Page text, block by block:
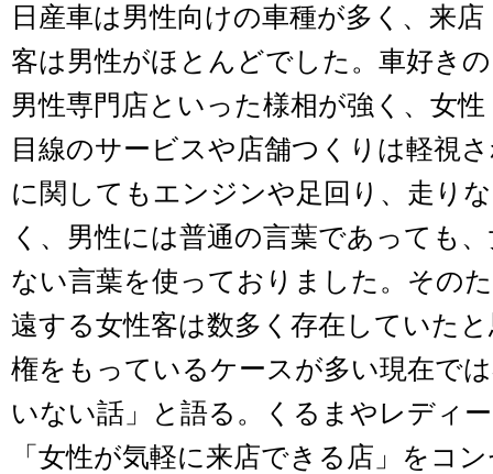
日産車は男性向けの車種が多く、来店
客は男性がほとんどでした。車好きの
男性専門店といった様相が強く、女性
目線のサービスや店舗つくりは軽視
に関してもエンジンや足回り、走り
く、男性には普通の言葉であっても
ない言葉を使っておりました。その
遠する女性客は数多く存在していた
権をもっているケースが多い現在で
いない話」と語る。くるまやレディ
「女性が気軽に来店できる店」をコ